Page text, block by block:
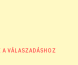
VÁLASZADÁSHOZ